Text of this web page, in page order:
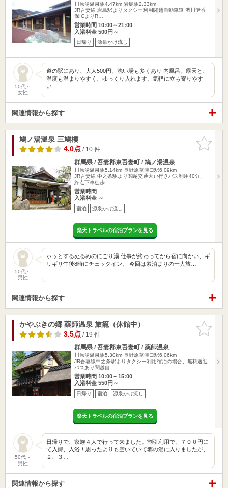
川原湯温泉駅4.47km 岩島駅2.33km
JR吾妻線 岩島駅よりタクシー利用関越自動車道 渋川伊香
保ICよりR…
営業時間 10:00～21:00
入浴料金 500円～
日帰り 源泉かけ流し
50代～
女性
道の駅にあり、大人500円、洗い場も多くあり 内風呂、露天と、
温度も温まりやすく、ゆっくり入れます。気軽に立ち寄りやす
い…
関連情報から探す
お気に入
りに追加
鳩ノ湯温泉 三鳩樓
4.0点/ 10 件
群馬県 / 吾妻郡東吾妻町 / 鳩ノ湯温泉
川原湯温泉駅5.14km 長野原草津口駅6.09km
JR吾妻線 中之条駅より関越交通大戸行きバス利用40分、
終点下車徒歩…
営業時間
入浴料金 ～
宿泊 源泉かけ流し
楽天トラベルの宿泊プランを見る
50代～
男性
ホッとするぬるめのにごり湯 仕事が終わってから宿に向かい、ギ
リギリ午後8時にチェックイン。 今回は素泊まりの一人旅…
関連情報から探す
お気に入
りに追加
かやぶきの郷 薬師温泉 旅籠（休館中）
3.5点/ 19 件
群馬県 / 吾妻郡東吾妻町 / 薬師温泉
川原湯温泉駅5.30km 長野原草津口駅6.06km
JR吾妻線中之条駅よりタクシー利用宿泊の場合、無料送迎
バスあり関越自…
営業時間 10:00～15:00
入浴料金 550円～
日帰り 宿泊 源泉かけ流し
楽天トラベルの宿泊プランを見る
50代～
男性
日帰りで、家族４人で行って来ました。割引利用で、７００円に
て入郷、入浴！思ったよりも空いていて郷の湯に入りましたが、
２、３…
関連情報から探す